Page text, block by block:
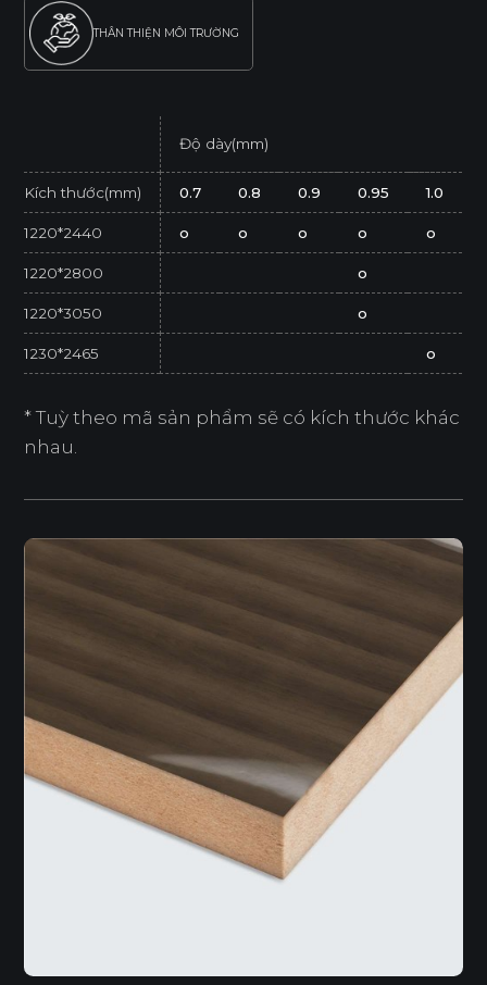
THÂN THIỆN MÔI TRƯỜNG
Độ dày(mm)
Kích thước(mm) 0.7 0.8 0.9 0.95 1.0
1220*2440 o o o o o
1220*2800 o
1220*3050 o
1230*2465 o
* Tuỳ theo mã sản phẩm sẽ có kích thước khác
nhau.